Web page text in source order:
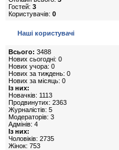
Гостей: 3
Користувачів: 0
Наші користувачі
Всього: 3488
Нових сьогодні: 0
Нових учора: 0
Нових за тиждень: 0
Нових за місяць: 0
Із них:
Новачків: 1113
Продвинутих: 2363
Журналістів: 5
Модераторів: 3
Адмінів: 4
Із них:
Чоловіків: 2735
Жінок: 753